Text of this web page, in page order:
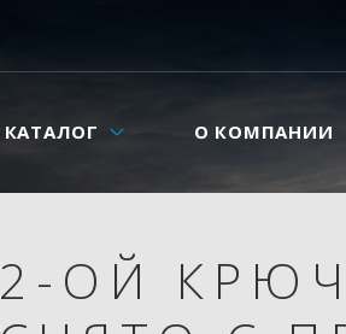
КАТАЛОГ О КОМПАНИИ
2-ОЙ